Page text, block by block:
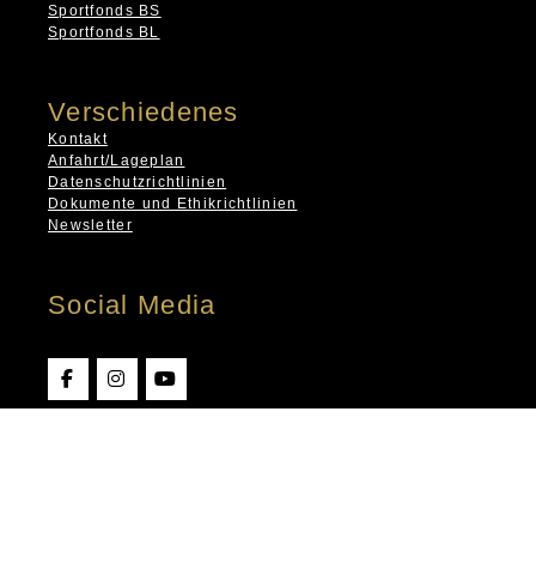
Sportfonds BS
Sportfonds BL
Verschiedenes
Kontakt
Anfahrt/Lageplan
Datenschutzrichtlinien
Dokumente und Ethikrichtlinien
Newsletter
Social Media